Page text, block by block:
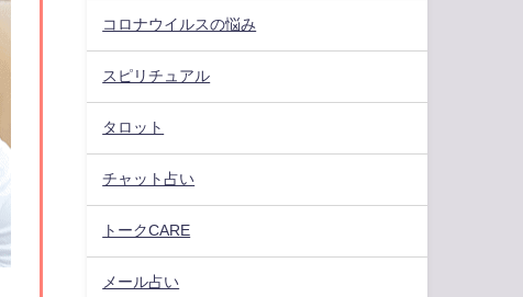
コロナウイルスの悩み
スピリチュアル
タロット
チャット占い
トークCARE
メール占い